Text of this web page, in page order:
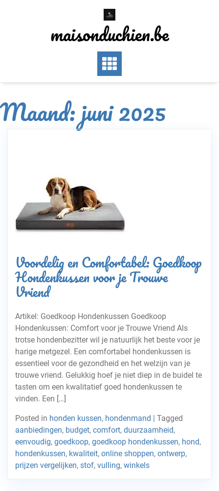
maisonduchien.be
Maand:juni 2025
Voordelig en Comfortabel: Goedkoop
Hondenkussen voor je Trouwe
Vriend
Artikel: Goedkoop Hondenkussen Goedkoop
Hondenkussen: Comfort voor je Trouwe Vriend Als
trotse hondenbezitter wil je natuurlijk het beste voor je
harige metgezel. Een comfortabel hondenkussen is
essentieel voor de gezondheid en het welzijn van je
trouwe vriend. Gelukkig hoef je niet diep in de buidel te
tasten om een kwalitatief goed hondenkussen te
vinden. Een […]
Posted in honden kussen, hondenmand | Tagged
aanbiedingen, budget, comfort, duurzaamheid,
eenvoudig, goedkoop, goedkoop hondenkussen, hond,
hondenkussen, kwaliteit, online shoppen, ontwerp,
prijzen vergelijken, stof, vulling, winkels